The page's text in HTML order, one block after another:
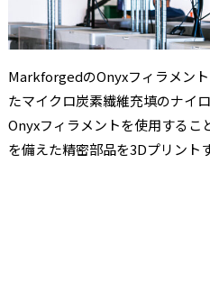
MarkforgedのOnyxフィラメン
たマイクロ炭素繊維充填のナイロ
Onyxフィラメントを使用するこ
を備えた精密部品を3Dプリント